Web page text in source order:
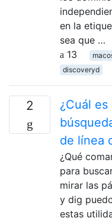
en la
sea que …
13
discoveryd
2
¿Cuál
de línea
¿Qué
para
mirar las
y dig
estas